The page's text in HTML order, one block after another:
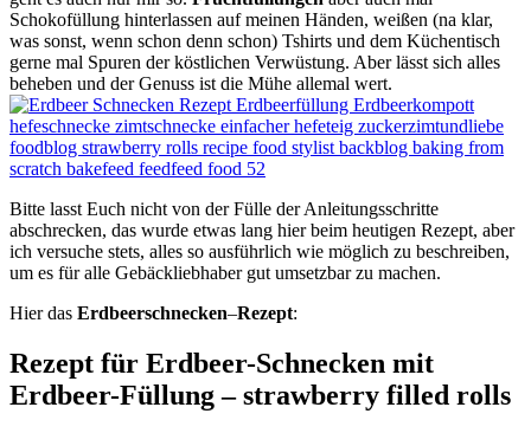
Schokofüllung hinterlassen auf meinen Händen, weißen (na klar,
was sonst, wenn schon denn schon) Tshirts und dem Küchentisch
gerne mal Spuren der köstlichen Verwüstung. Aber lässt sich alles
beheben und der Genuss ist die Mühe allemal wert.
Bitte lasst Euch nicht von der Fülle der Anleitungsschritte
abschrecken, das wurde etwas lang hier beim heutigen Rezept, aber
ich versuche stets, alles so ausführlich wie möglich zu beschreiben,
um es für alle Gebäckliebhaber gut umsetzbar zu machen.
Hier das Erdbeerschnecken–Rezept:
Rezept für Erdbeer-Schnecken mit
Erdbeer-Füllung – strawberry filled rolls